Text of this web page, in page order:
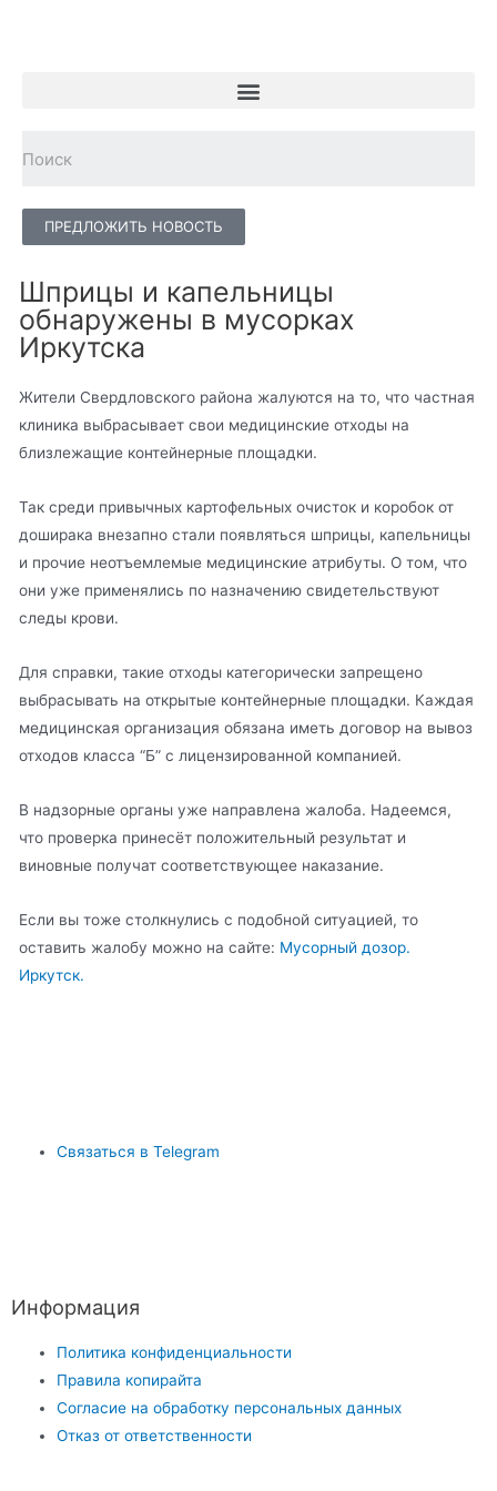
ПРЕДЛОЖИТЬ НОВОСТЬ
Шприцы и капельницы
обнаружены в мусорках
Иркутска
Жители Свердловского района жалуются на то, что частная
клиника выбрасывает свои медицинские отходы на
близлежащие контейнерные площадки.
Так среди привычных картофельных очисток и коробок от
доширака внезапно стали появляться шприцы, капельницы
и прочие неотъемлемые медицинские атрибуты. О том, что
они уже применялись по назначению свидетельствуют
следы крови.
Для справки, такие отходы категорически запрещено
выбрасывать на открытые контейнерные площадки. Каждая
медицинская организация обязана иметь договор на вывоз
отходов класса “Б” с лицензированной компанией.
В надзорные органы уже направлена жалоба. Надеемся,
что проверка принесёт положительный результат и
виновные получат соответствующее наказание.
Если вы тоже столкнулись с подобной ситуацией, то
оставить жалобу можно на сайте: Мусорный дозор.
Иркутск.
Связаться в Telegram
Информация
Политика конфиденциальности
Правила копирайта
Согласие на обработку персональных данных
Отказ от ответственности